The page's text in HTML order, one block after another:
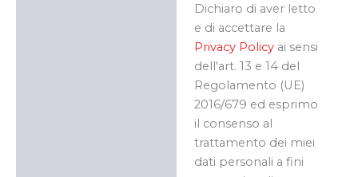
Dichiaro di aver letto
e di accettare la
Privacy Policyai sensi
dell'art. 13 e 14 del
Regolamento (UE)
2016/679 ed esprimo
il consenso al
trattamento dei miei
dati personali a fini